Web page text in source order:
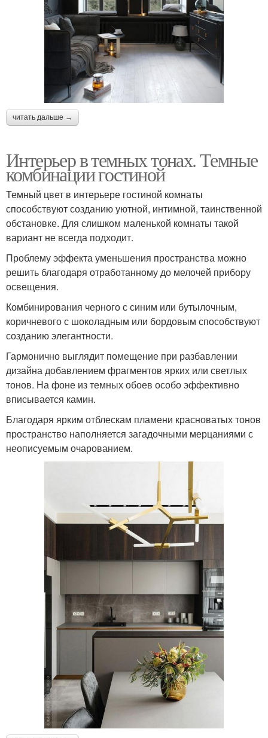
читать дальше →
Интерьер в темных тонах. Темные
комбинации гостиной
Темный цвет в интерьере гостиной комнаты
способствуют созданию уютной, интимной, таинственной
обстановке. Для слишком маленькой комнаты такой
вариант не всегда подходит.
Проблему эффекта уменьшения пространства можно
решить благодаря отработанному до мелочей прибору
освещения.
Комбинирования черного с синим или бутылочным,
коричневого с шоколадным или бордовым способствуют
созданию элегантности.
Гармонично выглядит помещение при разбавлении
дизайна добавлением фрагментов ярких или светлых
тонов. На фоне из темных обоев особо эффективно
вписывается камин.
Благодаря ярким отблескам пламени красноватых тонов
пространство наполняется загадочными мерцаниями с
неописуемым очарованием.